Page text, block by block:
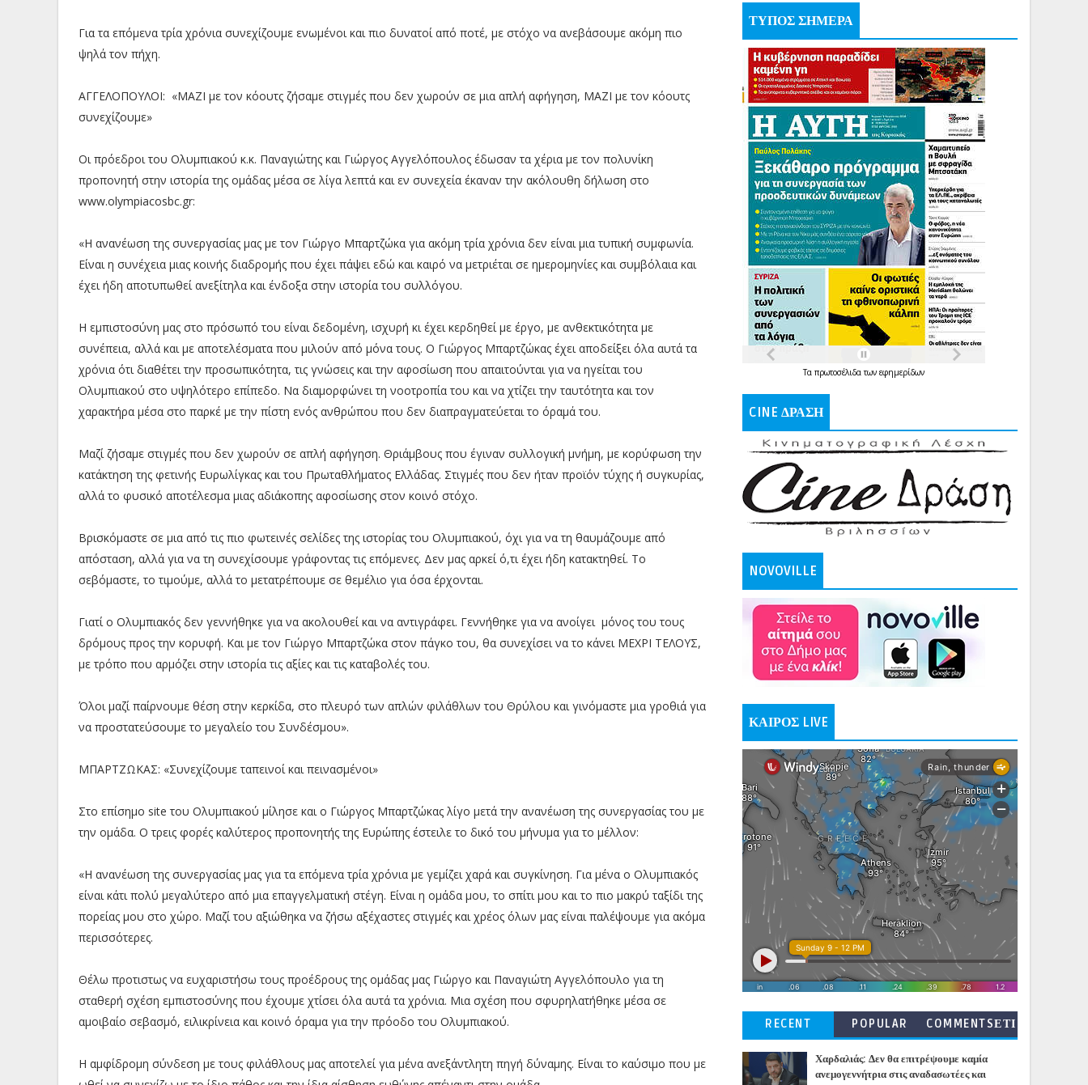
Για τα επόμενα τρία χρόνια συνεχίζουμε ενωμένοι και πιο δυνατοί από ποτέ, με στόχο να ανεβάσουμε ακόμη πιο
ψηλά τον πήχη.
ΑΓΓΕΛΟΠΟΥΛΟΙ: «ΜΑΖΙ με τον κόουτς ζήσαμε στιγμές που δεν χωρούν σε μια απλή αφήγηση, ΜΑΖΙ με τον κόουτς
συνεχίζουμε»
Οι πρόεδροι του Ολυμπιακού κ.κ. Παναγιώτης και Γιώργος Αγγελόπουλος έδωσαν τα χέρια με τον πολυνίκη
προπονητή στην ιστορία της ομάδας μέσα σε λίγα λεπτά και εν συνεχεία έκαναν την ακόλουθη δήλωση στο
www.olympiacosbc.gr:
«Η ανανέωση της συνεργασίας μας με τον Γιώργο Μπαρτζώκα για ακόμη τρία χρόνια δεν είναι μια τυπική συμφωνία.
Είναι η συνέχεια μιας κοινής διαδρομής που έχει πάψει εδώ και καιρό να μετριέται σε ημερομηνίες και συμβόλαια και
έχει ήδη αποτυπωθεί ανεξίτηλα και ένδοξα στην ιστορία του συλλόγου.
Η εμπιστοσύνη μας στο πρόσωπό του είναι δεδομένη, ισχυρή κι έχει κερδηθεί με έργο, με ανθεκτικότητα με
συνέπεια, αλλά και με αποτελέσματα που μιλούν από μόνα τους. Ο Γιώργος Μπαρτζώκας έχει αποδείξει όλα αυτά τα
χρόνια ότι διαθέτει την προσωπικότητα, τις γνώσεις και την αφοσίωση που απαιτούνται για να ηγείται του
Ολυμπιακού στο υψηλότερο επίπεδο. Να διαμορφώνει τη νοοτροπία του και να χτίζει την ταυτότητα και τον
χαρακτήρα μέσα στο παρκέ με την πίστη ενός ανθρώπου που δεν διαπραγματεύεται το όραμά του.
Μαζί ζήσαμε στιγμές που δεν χωρούν σε απλή αφήγηση. Θριάμβους που έγιναν συλλογική μνήμη, με κορύφωση την
κατάκτηση της φετινής Ευρωλίγκας και του Πρωταθλήματος Ελλάδας. Στιγμές που δεν ήταν προϊόν τύχης ή συγκυρίας,
αλλά το φυσικό αποτέλεσμα μιας αδιάκοπης αφοσίωσης στον κοινό στόχο.
Βρισκόμαστε σε μια από τις πιο φωτεινές σελίδες της ιστορίας του Ολυμπιακού, όχι για να τη θαυμάζουμε από
απόσταση, αλλά για να τη συνεχίσουμε γράφοντας τις επόμενες. Δεν μας αρκεί ό,τι έχει ήδη κατακτηθεί. Το
σεβόμαστε, το τιμούμε, αλλά το μετατρέπουμε σε θεμέλιο για όσα έρχονται.
Γιατί ο Ολυμπιακός δεν γεννήθηκε για να ακολουθεί και να αντιγράφει. Γεννήθηκε για να ανοίγει μόνος του τους
δρόμους προς την κορυφή. Και με τον Γιώργο Μπαρτζώκα στον πάγκο του, θα συνεχίσει να το κάνει ΜΕΧΡΙ ΤΕΛΟΥΣ,
με τρόπο που αρμόζει στην ιστορία τις αξίες και τις καταβολές του.
Όλοι μαζί παίρνουμε θέση στην κερκίδα, στο πλευρό των απλών φιλάθλων του Θρύλου και γινόμαστε μια γροθιά για
να προστατεύσουμε το μεγαλείο του Συνδέσμου».
ΜΠΑΡΤΖΩΚΑΣ: «Συνεχίζουμε ταπεινοί και πεινασμένοι»
Στο επίσημο site του Ολυμπιακού μίλησε και ο Γιώργος Μπαρτζώκας λίγο μετά την ανανέωση της συνεργασίας του με
την ομάδα. Ο τρεις φορές καλύτερος προπονητής της Ευρώπης έστειλε το δικό του μήνυμα για το μέλλον:
«Η ανανέωση της συνεργασίας μας για τα επόμενα τρία χρόνια με γεμίζει χαρά και συγκίνηση. Για μένα ο Ολυμπιακός
είναι κάτι πολύ μεγαλύτερο από μια επαγγελματική στέγη. Είναι η ομάδα μου, το σπίτι μου και το πιο μακρύ ταξίδι της
πορείας μου στο χώρο. Μαζί του αξιώθηκα να ζήσω αξέχαστες στιγμές και χρέος όλων μας είναι παλέψουμε για ακόμα
περισσότερες.
Θέλω προτιστως να ευχαριστήσω τους προέδρους της ομάδας μας Γιώργο και Παναγιώτη Αγγελόπουλο για τη
σταθερή σχέση εμπιστοσύνης που έχουμε χτίσει όλα αυτά τα χρόνια. Μια σχέση που σφυρηλατήθηκε μέσα σε
αμοιβαίο σεβασμό, ειλικρίνεια και κοινό όραμα για την πρόοδο του Ολυμπιακού.
Η αμφίδρομη σύνδεση με τους φιλάθλους μας αποτελεί για μένα ανεξάντλητη πηγή δύναμης. Είναι το καύσιμο που με
ΤΥΠΟΣ ΣΗΜΕΡΑ
Τα πρωτοσέλιδατων εφημερίδων
CINE ΔΡΑΣΗ
NOVOVILLE
ΚΑΙΡΟΣ LIVE
RECENT POPULAR
COMMENTSΕΤΙ
Χαρδαλιάς: Δεν θα επιτρέψουμε καμία
ανεμογεννήτρια στις αναδασωτέες και